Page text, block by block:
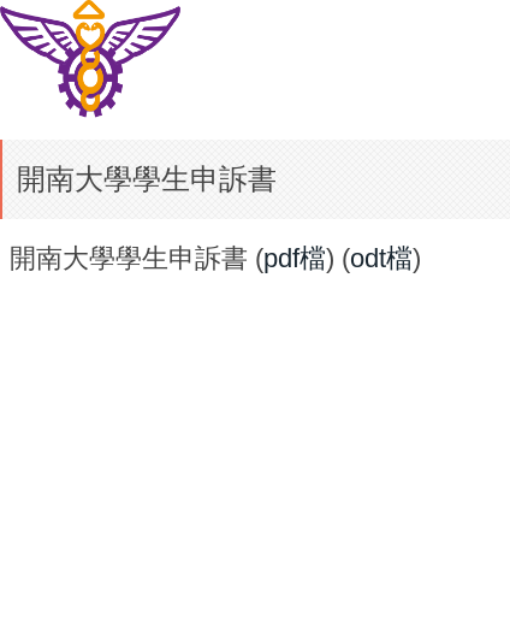
開南大學學生申訴書
開南大學學生申訴書 (pdf檔) (odt檔)